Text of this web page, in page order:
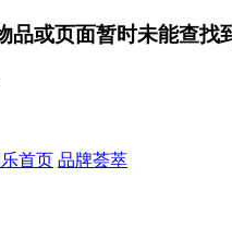
品或页面暂时未能查找
首页 品牌荟萃